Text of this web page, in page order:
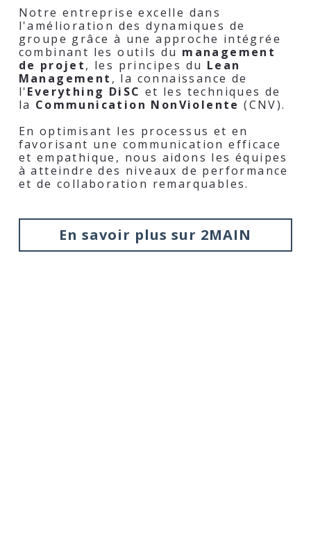
Notre entreprise excelle dans
l'amélioration des dynamiques de
groupe grâce à une approche intégrée
combinant les outils du management
de projet, les principes du Lean
Management , la connaissance de
l'Everything DiSC et les techniques de
la Communication NonViolente (CNV).
En optimisant les processus et en
favorisant une communication efficace
et empathique, nous aidons les équipes
à atteindre des niveaux de performance
et de collaboration remarquables.
En savoir plus sur 2MAIN